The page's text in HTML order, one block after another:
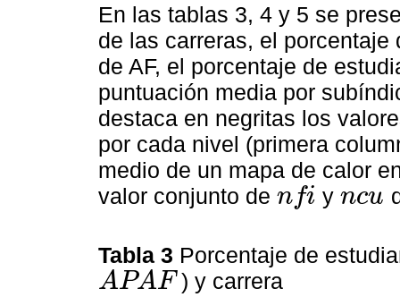
En las tablas 3, 4 y 5 se
de las carreras, el
de AF, el porcentaje de
puntuación media por
destaca en negritas los
por cada nivel (primera
medio de un mapa de calor
valor conjunto de nfi
nfi yncu
ncu
Tabla 3 Porcentaje de
APAF
APAF ) y carrera